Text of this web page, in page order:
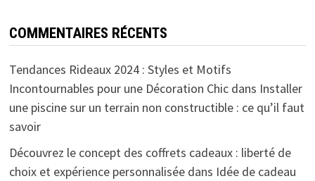
COMMENTAIRES RÉCENTS
Tendances Rideaux 2024 : Styles et Motifs
Incontournables pour une Décoration Chicdans Installer
une piscine sur un terrain non constructible : ce qu’il faut
savoir
Découvrez le concept des coffrets cadeaux : liberté de
choix et expérience personnaliséedans Idée de cadeau